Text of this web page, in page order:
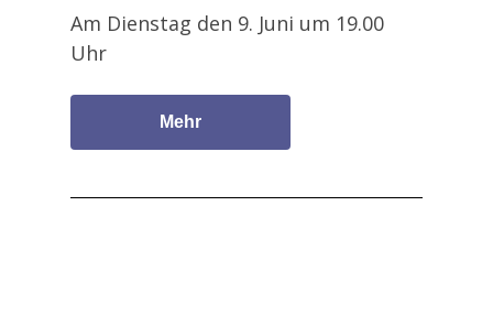
Am Dienstag den 9. Juni um 19.00
Uhr
Mehr